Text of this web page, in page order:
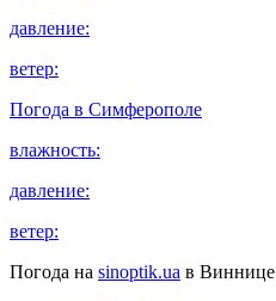
давление:
ветер:
Погода в Симферополе
влажность:
давление:
ветер:
Погода на sinoptik.ua в Виннице